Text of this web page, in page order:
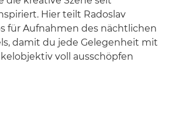
Hier teilt Radoslav
für Aufnahmen des nächtlichen
damit du jede Gelegenheit mit
voll ausschöpfen